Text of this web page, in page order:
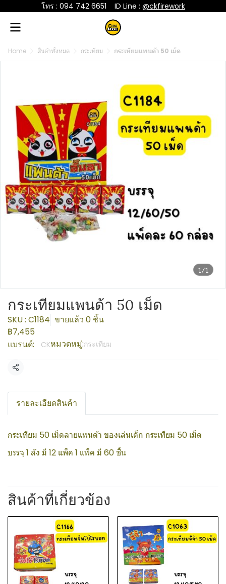
โทร : 094 742 6651 ID Line : @ckfirework
Home สินค้าทั้งหมด กระเทียม กระเทียมแพนด้า 50 เม็ด
1/1
กระเทียมแพนด้า 50 เม็ด
SKU : C1184 ขายแล้ว 0 ชิ้น
฿7,455
แบรนด์:
CKหมวดหมู่:กระเทียม
แชร์
รายละเอียดสินค้า
กระเทียม 50 เม็ดลายแพนด้า ของเล่นเด็ก กระเทียม 50 เม็ด
บรรจุ 1 ลัง มี 12 แพ็ค 1 แพ็ค มี 60 ชิ้น
สินค้าที่เกี่ยวข้อง